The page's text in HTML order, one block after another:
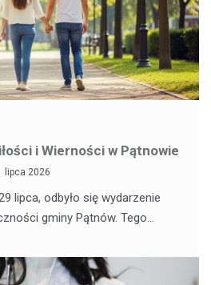
i Wierności w Pątnowie
lipca 2026
lipca, odbyło się wydarzenie
gminy Pątnów. Tego…